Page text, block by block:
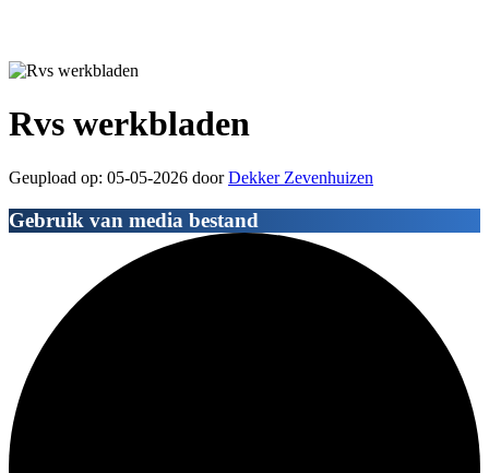
Rvs werkbladen
Geupload op: 05-05-2026 doorDekker Zevenhuizen
Gebruik van media bestand